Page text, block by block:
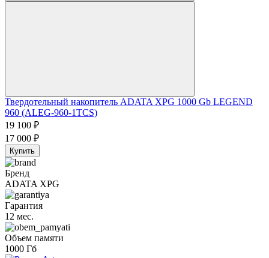
Твердотельный накопитель ADATA XPG 1000 Gb LEGEND
960 (ALEG-960-1TCS)
19 100 ₽
17 000 ₽
Купить
Бренд
ADATA XPG
Гарантия
12 мес.
Объем памяти
1000 Гб